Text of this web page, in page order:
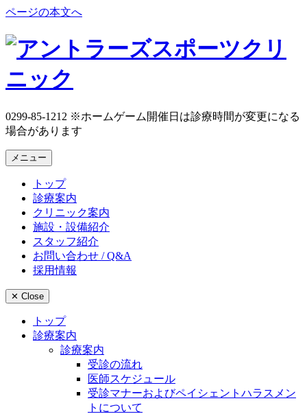
ページの本文へ
0299-85-1212 ※ホームゲーム開催日は診療時間が変更になる
場合があります
メニュー
トップ
診療案内
クリニック案内
施設・設備紹介
スタッフ紹介
お問い合わせ / Q&A
採用情報
✕ Close
トップ
診療案内
診療案内
受診の流れ
医師スケジュール
受診マナーおよびペイシェントハラスメン
トについて